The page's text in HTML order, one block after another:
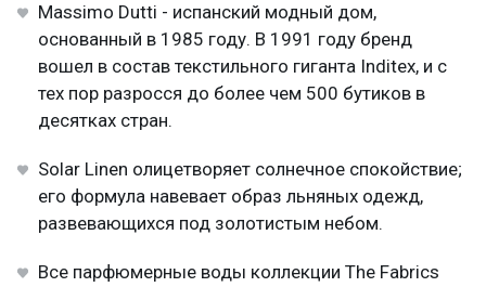
Massimo Dutti - испанский модный дом,
основанный в 1985 году. В 1991 году бренд
вошел в состав текстильного гиганта Inditex, и с
тех пор разросся до более чем 500 бутиков в
десятках стран.
Solar Linen олицетворяет солнечное спокойствие;
его формула навевает образ льняных одежд,
развевающихся под золотистым небом.
Все парфюмерные воды коллекции The Fabrics